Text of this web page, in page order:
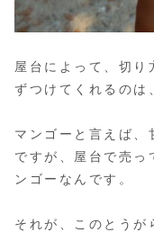
屋台によって、切
ずつけてくれるのは
マンゴーと言えば、
ですが、屋台で売っ
ンゴーなんです。
それが、このとうが